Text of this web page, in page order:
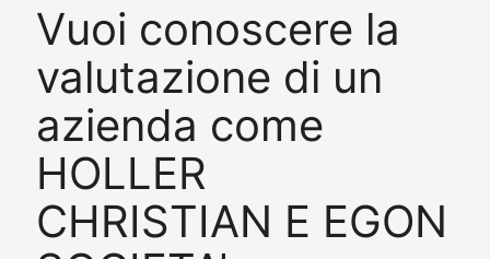
Vuoi conoscere la
valutazione di un
azienda come
HOLLER
CHRISTIAN E EGON